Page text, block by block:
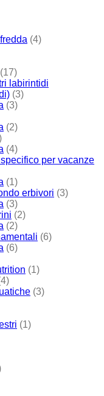
(4)
(17)
labirintidi
(3)
(3)
(2)
(4)
per vacanze
(1)
erbivori (3)
(3)
(2)
(2)
(6)
(6)
(1)
(3)
(1)